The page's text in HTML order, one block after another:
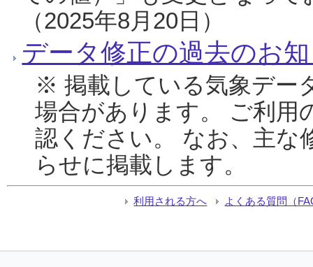
（2025年8月20日）
データ修正の過去のお
※ 掲載している気象デー
場合があります。 ご利用
認ください。 なお、主な
らせに掲載します。
利用される方へ よくある質問（